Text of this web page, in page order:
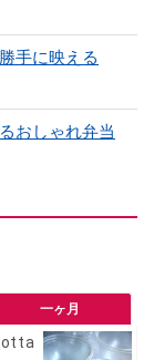
手に映える
おしゃれ弁当
一ヶ月